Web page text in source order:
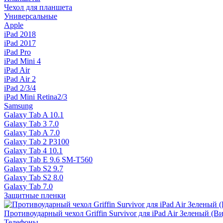
Чехол для планшета
Универсальные
Apple
iPad 2018
iPad 2017
iPad Pro
iPad Mini 4
iPad Air
iPad Air 2
iPad 2/3/4
iPad Mini Retina2/3
Samsung
Galaxy Tab A 10.1
Galaxy Tab 3 7.0
Galaxy Tab A 7.0
Galaxy Tab 2 P3100
Galaxy Tab 4 10.1
Galaxy Tab E 9.6 SM-T560
Galaxy Tab S2 9.7
Galaxy Tab S2 8.0
Galaxy Tab 7.0
Защитные пленки
Противоударный чехол Griffin Survivor для iPad Air Зеленый